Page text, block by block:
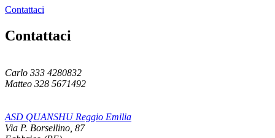
Contattaci
Contattaci
Carlo 333 4280832
Matteo 328 5671492
ASD QUANSHU Reggio Emilia
Via P. Borsellino, 87